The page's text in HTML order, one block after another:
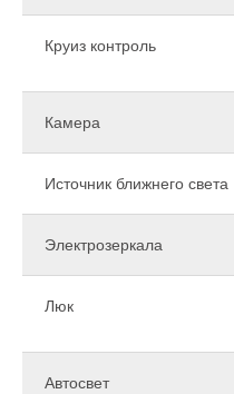
Круиз контроль
Камера
Источник ближнего света
Электрозеркала
Люк
Автосвет